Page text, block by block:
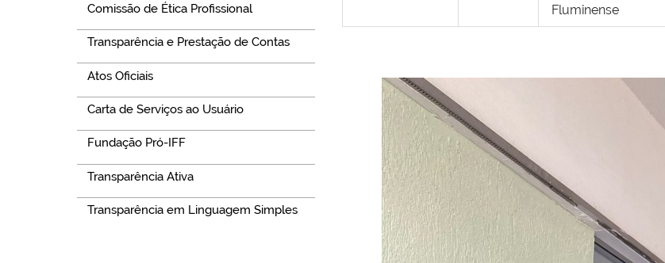
Comissão de Ética Profissional
Transparência e Prestação de Contas
Atos Oficiais
Carta de Serviços ao Usuário
Fundação Pró-IFF
Transparência Ativa
Transparência em Linguagem Simples
Fluminense